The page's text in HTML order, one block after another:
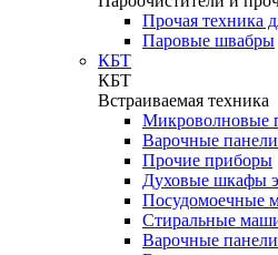
Прочая техника
Паровые швабры
КБТ
КБТ
Встраиваемая техника
Микроволновые
Варочные
Прочие приборы
Духовые шкафы
Посудомоечные
Стиральные
Варочные